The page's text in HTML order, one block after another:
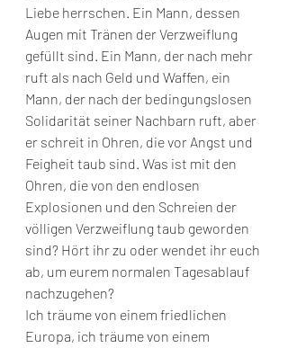
Liebe herrschen. Ein Mann, dessen
Augen mit Tränen der Verzweiflung
gefüllt sind. Ein Mann, der nach mehr
ruft als nach Geld und Waffen, ein
Mann, der nach der bedingungslosen
Solidarität seiner Nachbarn ruft, aber
er schreit in Ohren, die vor Angst und
Feigheit taub sind. Was ist mit den
Ohren, die von den endlosen
Explosionen und den Schreien der
völligen Verzweiflung taub geworden
sind? Hört ihr zu oder wendet ihr euch
ab, um eurem normalen Tagesablauf
nachzugehen?
Ich träume von einem friedlichen
Europa, ich träume von einem